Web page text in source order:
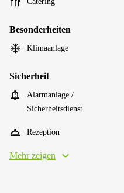
Besonderheiten
Klimaanlage
Sicherheit
Alarmanlage /
Sicherheitsdienst
Rezeption
Mehr zeigen